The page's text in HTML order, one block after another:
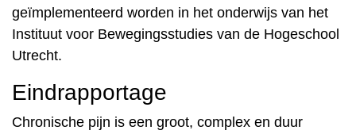
geïmplementeerd worden in het onderwijs van het
Instituut voor Bewegingsstudies van de Hogeschool
Utrecht.
Eindrapportage
Chronische pijn is een groot, complex en duur